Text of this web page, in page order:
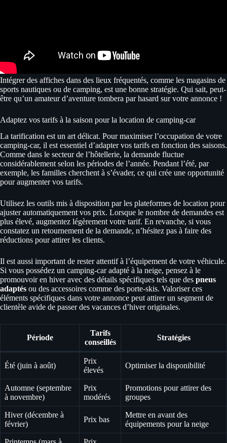
Intégrer des affiches dans des lieux fréquentés, comme les magasins de
sports nautiques ou de camping, est une bonne stratégie. Qui sait, peut-
être qu’un amateur d’aventure tombera par hasard sur votre annonce !
Adaptez vos tarifs à la saison pour la location de camping-car
La tarification est un art délicat. Pour maximiser l’occupation de votre
camping-car, il est essentiel d’adapter vos tarifs en fonction des saisons.
Comme dans le secteur de l’hôtellerie, la demande fluctue
considérablement selon les périodes de l’année. Pendant l’été, par
exemple, les familles cherchent à s’évader, ce qui crée une opportunité
pour augmenter vos tarifs.
Utilisez les outils mis à disposition par les plateformes de location pour
ajuster automatiquement vos prix. Lorsque le nombre de demandes est
plus élevé, augmentez légèrement votre tarif. En revanche, si vous
constatez un retournement de la demande, n’hésitez pas à faire des
réductions pour attirer les clients.
Il est aussi important de rester attentif à l’équipement de votre véhicule.
Si vous possédez un camping-car adapté à la neige, pensez à le
promouvoir en hiver avec des détails spécifiques tels que des pneus
adaptés ou des accessoires comme des porte-skis. Valoriser ces
éléments spécifiques dans votre annonce peut attirer un segment de
clientèle avide de passer des vacances d’hiver originales.
Période
Tarifs
conseillés
Stratégies
Été (juin à août)
Prix
élevés
Optimiser la disponibilité
Automne (septembre
à novembre)
Prix
modérés
Promotions pour attirer des
groupes
Hiver (décembre à
février)
Prix bas
Mettre en avant des
équipements pour la neige